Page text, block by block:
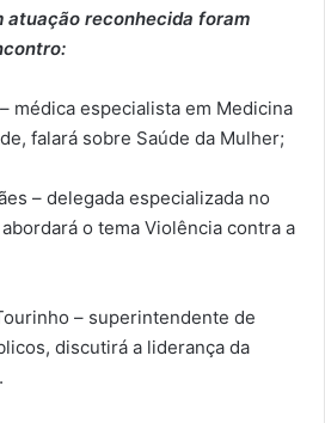
atuação reconhecida foram
médica especialista em Medicina
falará sobre Saúde da Mulher;
– delegada especializada no
o tema Violência contra a
– superintendente de
discutirá a liderança da